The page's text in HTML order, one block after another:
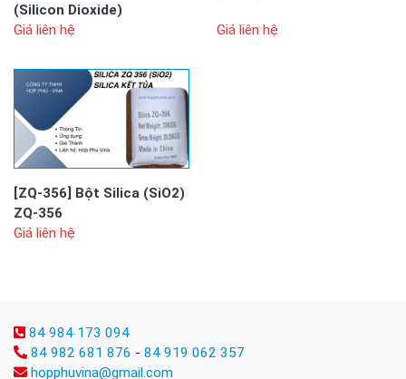
(Silicon Dioxide)
Giá liên hệ
Giá liên hệ
[ZQ-356]
Bột Silica (SiO2)
ZQ-356
Giá liên hệ
84 984 173 094
84 982 681 876 - 84 919 062 357
hopphuvina@gmail.com